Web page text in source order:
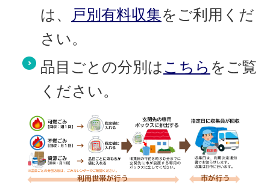
は、
戸別有料収集をご利用くだ
さい。
品目ごとの分別は こちら をご覧
ください。